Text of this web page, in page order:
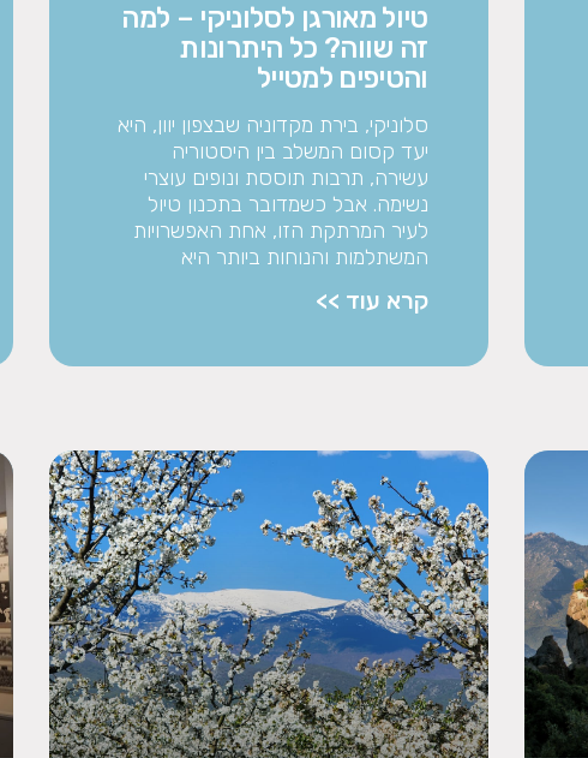
טיול מאורגן לסלוניקי – למה
זה שווה? כל היתרונות
והטיפים למטייל
סלוניקי, בירת מקדוניה שבצפון יוון, היא
יעד קסום המשלב בין היסטוריה
עשירה, תרבות תוססת ונופים עוצרי
נשימה. אבל כשמדובר בתכנון טיול
לעיר המרתקת הזו, אחת האפשרויות
המשתלמות והנוחות ביותר היא
קרא עוד >>